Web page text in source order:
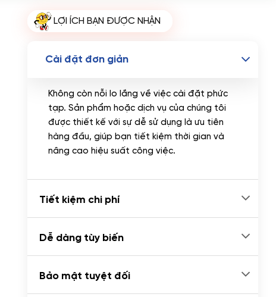
Tên miền Quốc tế(+350.000 VND)
LỢI ÍCH BẠN ĐƯỢC NHẬN
Cài đặt đơn giản
Không còn nỗi lo lắng về việc cài đặt phức
tạp. Sản phẩm hoặc dịch vụ của chúng tôi
được thiết kế với sự dễ sử dụng là ưu tiên
hàng đầu, giúp bạn tiết kiệm thời gian và
nâng cao hiệu suất công việc.
Tiết kiệm chi phí
Dễ dàng tùy biến
Bảo mật tuyệt đối